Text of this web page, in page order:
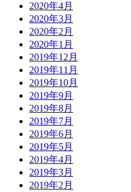
2020年4月
2020年3月
2020年2月
2020年1月
2019年12月
2019年11月
2019年10月
2019年9月
2019年8月
2019年7月
2019年6月
2019年5月
2019年4月
2019年3月
2019年2月